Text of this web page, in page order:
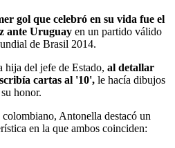
gol que celebró en su vida fue el
ante Uruguay en un partido válido
de Brasil 2014.
del jefe de Estado, al detallar
cartas al '10', le hacía dibujos
honor.
Antonella destacó un
en la que ambos coinciden: